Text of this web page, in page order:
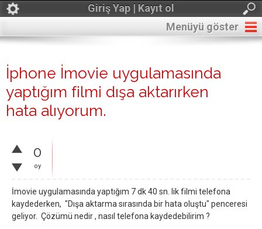
Giriş Yap | Kayıt ol
Menüyü göster
İphone İmovie uygulamasında
yaptığım filmi dışa aktarırken
hata alıyorum.
0
oy
İmovie uygulamasında yaptığım 7 dk 40 sn. lik filmi telefona
kaydederken, "Dışa aktarma sırasında bir hata oluştu" penceresi
geliyor. Çözümü nedir , nasıl telefona kaydedebilirim ?